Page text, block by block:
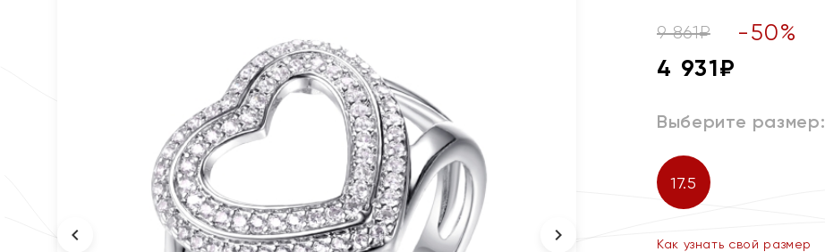
9 861₽ -50%
4 931₽
Выберите размер:
17.5
Как узнать свой размер